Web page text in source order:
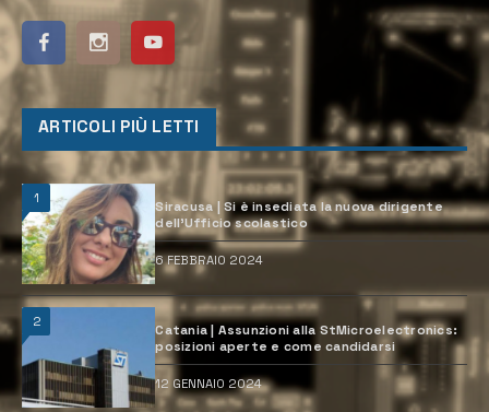
ARTICOLI PIÙ LETTI
1
Siracusa | Si è insediata la nuova dirigente
dell’Ufficio scolastico
6 FEBBRAIO 2024
2
Catania | Assunzioni alla StMicroelectronics:
posizioni aperte e come candidarsi
12 GENNAIO 2024